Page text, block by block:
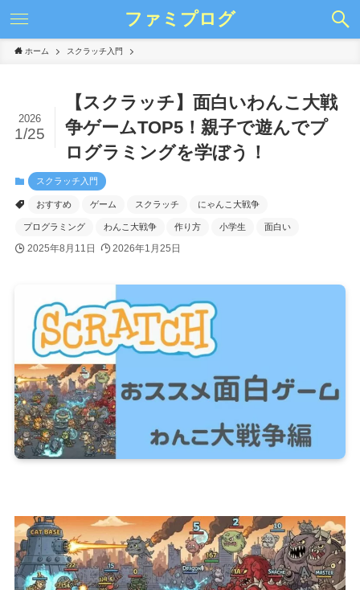
ファミプログ
ホーム スクラッチ入門
【スクラッチ】面白いわんこ大戦
争ゲームTOP5！親子で遊んでプ
ログラミングを学ぼう！
2026
1/25
スクラッチ入門
おすすめ ゲーム スクラッチ にゃんこ大戦争
プログラミング わんこ大戦争 作り方 小学生 面白い
2025年8月11日 2026年1月25日